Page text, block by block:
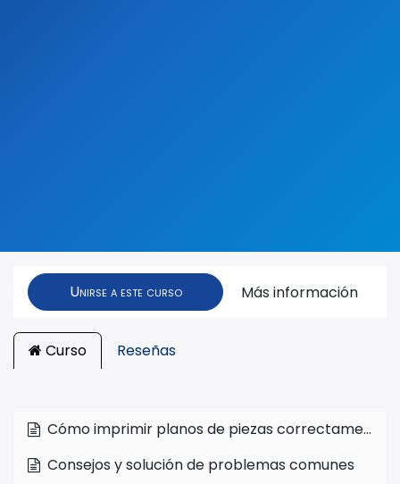
Unirse a este curso Más información
Curso Reseñas
Cómo imprimir planos de piezas correctamente
Consejos y solución de problemas comunes